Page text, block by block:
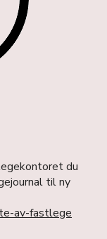
du
til ny
av-fastlege